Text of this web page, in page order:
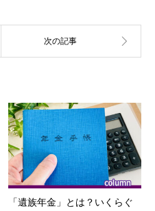
「遺族年金」とは？いくらぐ